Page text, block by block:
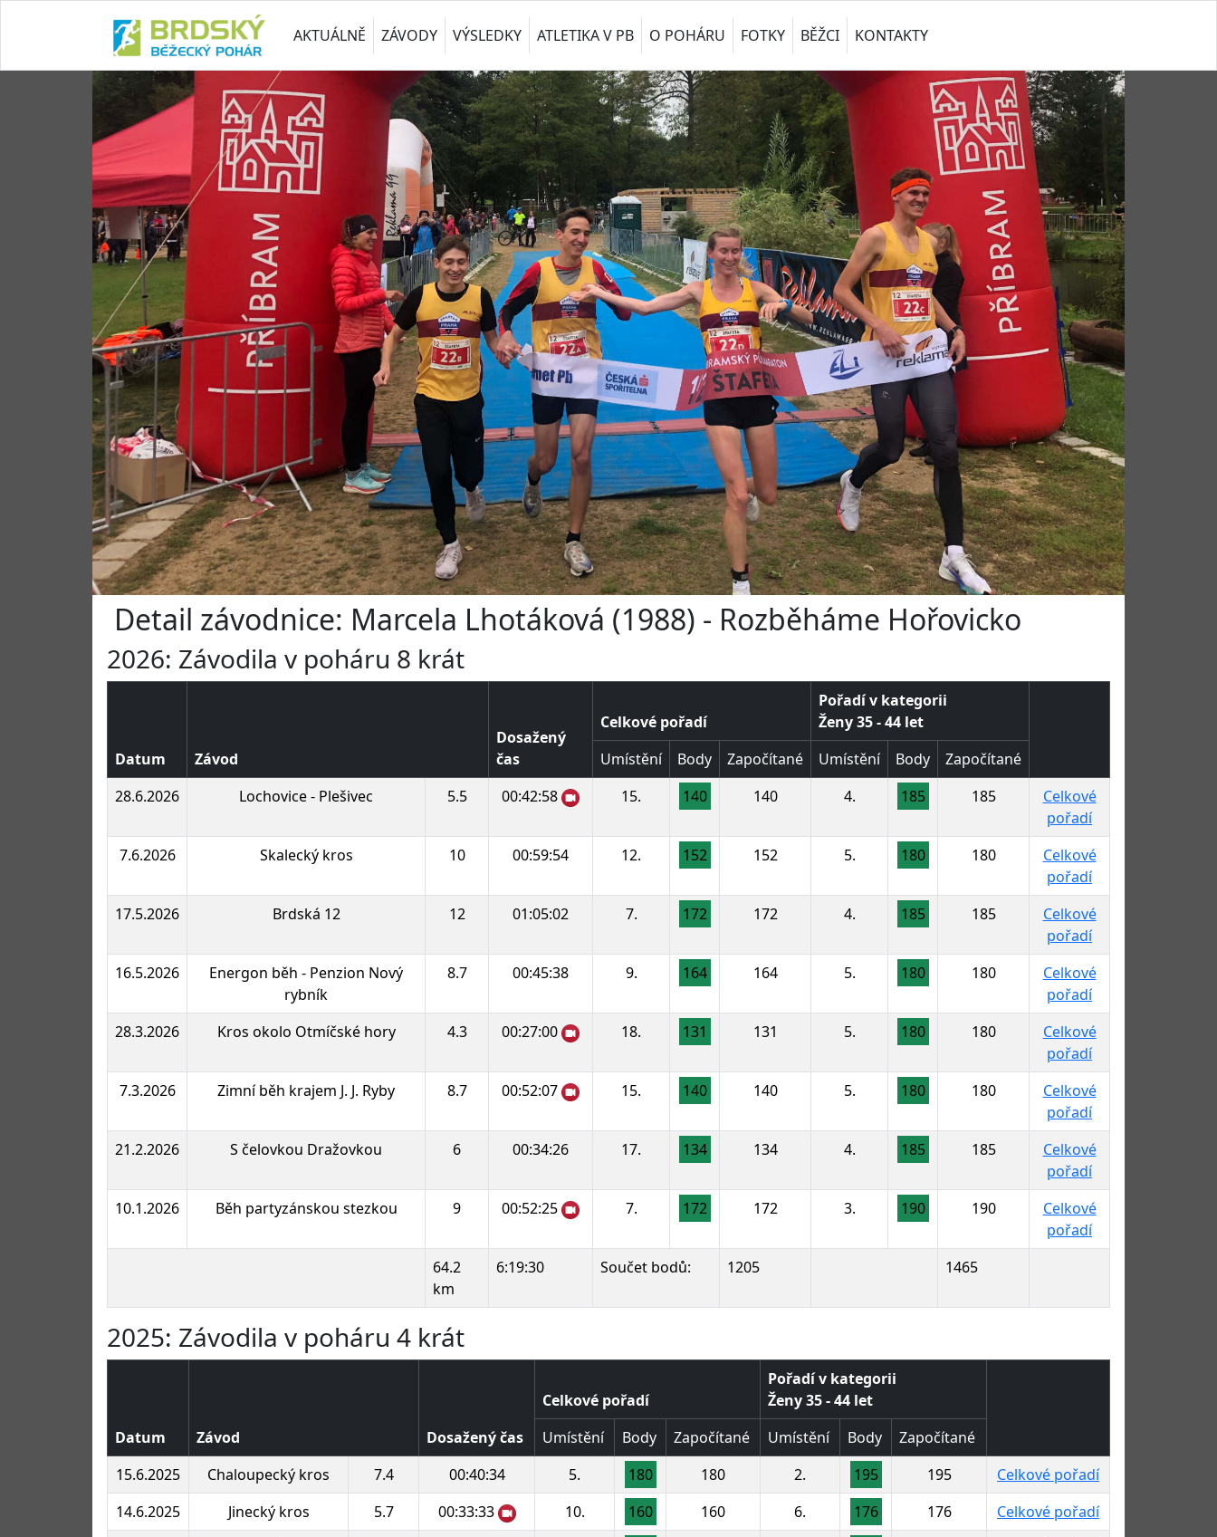
AKTUÁLNĚ ZÁVODY VÝSLEDKY ATLETIKA V PB O POHÁRU FOTKY BĚŽCI KONTAKTY
Detail závodnice: Marcela Lhotáková (1988) - Rozběháme Hořovicko
2026: Závodila v poháru 8 krát
Datum Závod
Dosažený
čas
Celkové pořadí
Pořadí v kategorii
Ženy 35 - 44 let
Umístění
Body Započítané Umístění Body
Započítané
28.6.2026
Lochovice - Plešivec 5.5 00:42:58 15. 140 140 4. 185 185
Celkové
pořadí
7.6.2026
Skalecký kros 10 00:59:54 12. 152 152 5. 180 180
Celkové
pořadí
17.5.2026
Brdská 12 12 01:05:02 7. 172 172 4. 185 185
Celkové
pořadí
16.5.2026
Energon běh - Penzion Nový
rybník
8.7 00:45:38 9. 164 164 5. 180 180
Celkové
pořadí
28.3.2026
Kros okolo Otmíčské hory 4.3 00:27:00 18. 131 131 5. 180 180
Celkové
pořadí
7.3.2026
Zimní běh krajem J. J. Ryby 8.7 00:52:07 15. 140 140 5. 180 180
Celkové
pořadí
21.2.2026
S čelovkou Dražovkou 6 00:34:26 17. 134 134 4. 185 185
Celkové
pořadí
10.1.2026
Běh partyzánskou stezkou 9 00:52:25 7. 172 172 3. 190 190
Celkové
pořadí
64.2
km
6:19:30 Součet bodů: 1205 1465
2025: Závodila v poháru 4 krát
Datum Závod Dosažený čas
Celkové pořadí
Pořadí v kategorii
Ženy 35 - 44 let
Umístění
Body Započítané Umístění Body
Započítané
15.6.2025
Chaloupecký kros 7.4 00:40:34 5. 180 180 2. 195 195
Celkové pořadí
14.6.2025
Jinecký kros 5.7 00:33:33 10. 160 160 6. 176 176
Celkové pořadí